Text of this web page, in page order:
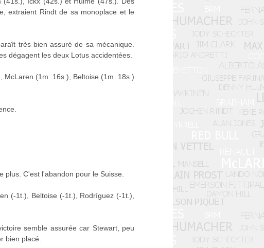
extraient Rindt de sa monoplace et le
très bien assuré de sa mécanique.
dégagent les deux Lotus accidentées.
McLaren (1m. 16s.), Beltoise (1m. 18s.)
C'est l'abandon pour le Suisse.
(-1t.), Beltoise (-1t.), Rodríguez (-1t.),
semble assurée car Stewart, peu
bien placé.